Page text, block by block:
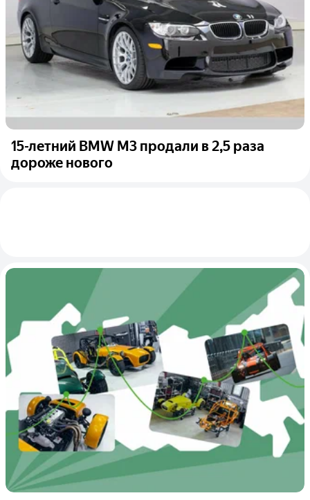
15-летний BMW M3 продали в 2,5 раза
дороже нового